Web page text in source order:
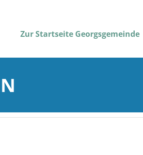
Zur Startseite Georgsgemeinde